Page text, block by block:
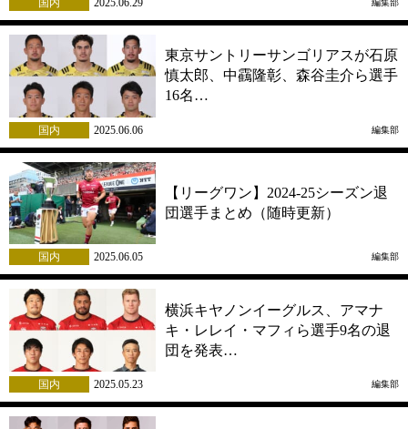
国内 2025.06.29 編集部
東京サントリーサンゴリアスが石原
慎太郎、中靍隆彰、森谷圭介ら選手
16名…
国内 2025.06.06 編集部
【リーグワン】2024-25シーズン退
団選手まとめ（随時更新）
国内 2025.06.05 編集部
横浜キヤノンイーグルス、アマナ
キ・レレイ・マフィら選手9名の退
団を発表…
国内 2025.05.23 編集部